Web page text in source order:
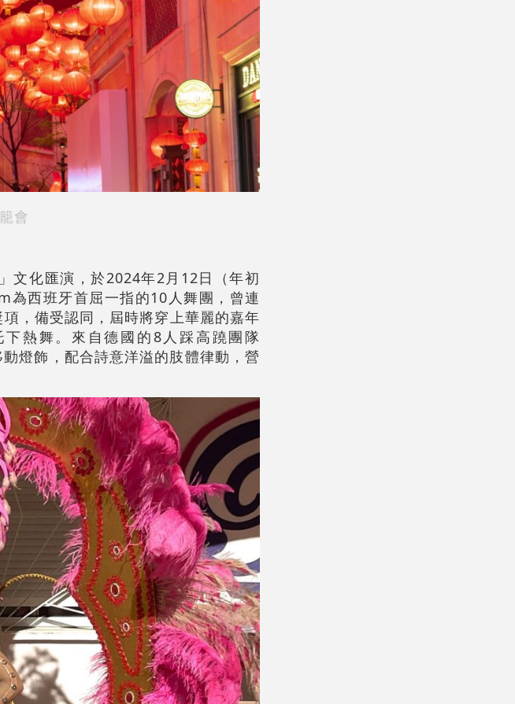
會
文化匯演，於2024年2月12日（年初
西班牙首屈一指的10人舞團，曾連
，備受認同，屆時將穿上華麗的嘉年
熱舞。來自德國的8人踩高蹺團隊
燈飾，配合詩意洋溢的肢體律動，營